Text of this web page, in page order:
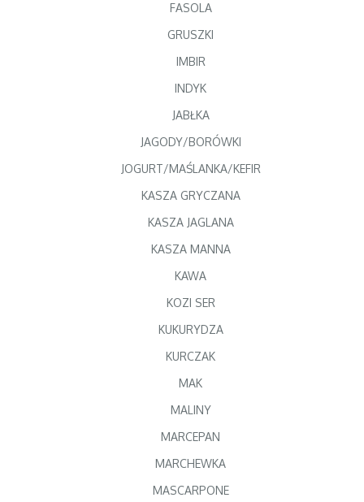
FASOLA
GRUSZKI
IMBIR
INDYK
JABŁKA
JAGODY/BORÓWKI
JOGURT/MAŚLANKA/KEFIR
KASZA GRYCZANA
KASZA JAGLANA
KASZA MANNA
KAWA
KOZI SER
KUKURYDZA
KURCZAK
MAK
MALINY
MARCEPAN
MARCHEWKA
MASCARPONE